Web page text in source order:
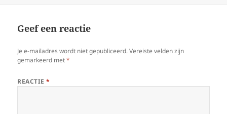
Geef een reactie
Je e-mailadres wordt niet gepubliceerd. Vereiste velden zijn
gemarkeerd met*
REACTIE*